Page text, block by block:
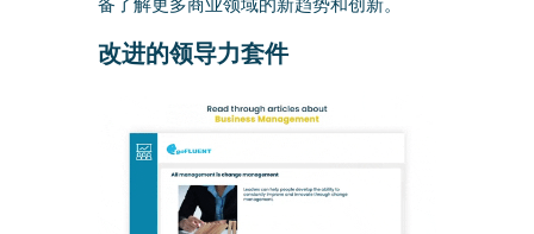
改进的领导力套件